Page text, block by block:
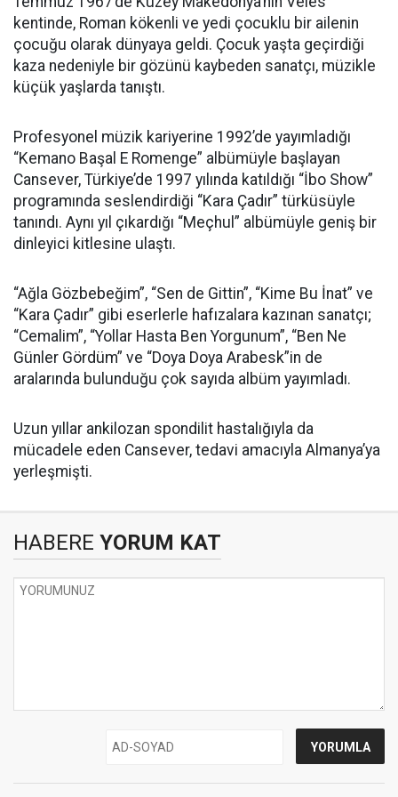
kentinde, Roman kökenli ve yedi çocuklu bir ailenin
çocuğu olarak dünyaya geldi. Çocuk yaşta geçirdiği
kaza nedeniyle bir gözünü kaybeden sanatçı, müzikle
küçük yaşlarda tanıştı.
Profesyonel müzik kariyerine 1992’de yayımladığı
“Kemano Başal E Romenge” albümüyle başlayan
Cansever, Türkiye’de 1997 yılında katıldığı “İbo Show”
programında seslendirdiği “Kara Çadır” türküsüyle
tanındı. Aynı yıl çıkardığı “Meçhul” albümüyle geniş bir
dinleyici kitlesine ulaştı.
“Ağla Gözbebeğim”, “Sen de Gittin”, “Kime Bu İnat” ve
“Kara Çadır” gibi eserlerle hafızalara kazınan sanatçı;
“Cemalim”, “Yollar Hasta Ben Yorgunum”, “Ben Ne
Günler Gördüm” ve “Doya Doya Arabesk”in de
aralarında bulunduğu çok sayıda albüm yayımladı.
Uzun yıllar ankilozan spondilit hastalığıyla da
mücadele eden Cansever, tedavi amacıyla Almanya’ya
yerleşmişti.
HABERE YORUM KAT